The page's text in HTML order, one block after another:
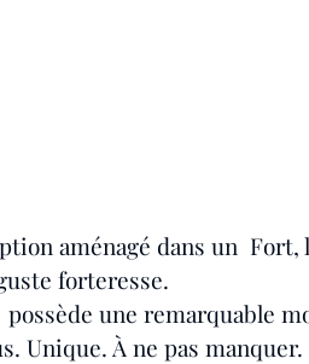
aménagé dans un  Fort,
forteresse.
possède une remarquable
Unique. À ne pas manquer.